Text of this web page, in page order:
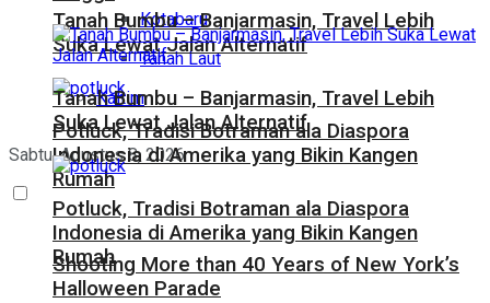
Kotabaru
Tanah Laut
Kaltim
Sabtu, Agustus 8, 2026
Tanah Bumbu – Banjarmasin, Travel Lebih
Suka Lewat Jalan Alternatif
Potluck, Tradisi Botraman ala Diaspora
Indonesia di Amerika yang Bikin Kangen
Rumah
Shooting More than 40 Years of New York’s
Halloween Parade
Tanah Bumbu – Banjarmasin, Travel Lebih
Suka Lewat Jalan Alternatif
Potluck, Tradisi Botraman ala Diaspora
Indonesia di Amerika yang Bikin Kangen
Rumah